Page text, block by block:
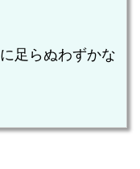
足らぬわずかな